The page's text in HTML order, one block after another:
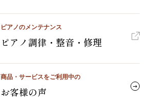
ピアノのメンテナンス
ピアノ調律・整音・修理
商品・サービスをご利用中の
お客様の声